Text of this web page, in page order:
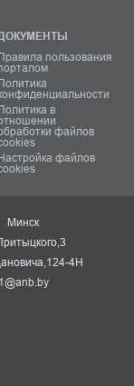
пользования
в
файлов
файлов
Минск
4Н
1@anb.by